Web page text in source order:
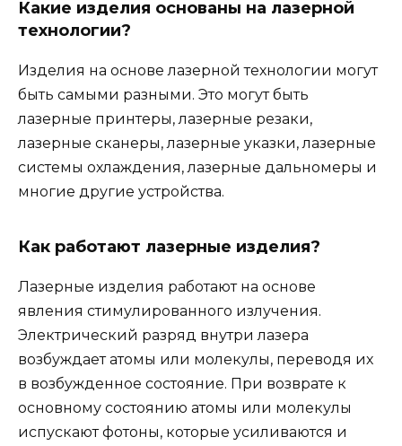
Какие изделия основаны на лазерной
технологии?
Изделия на основе лазерной технологии могут
быть самыми разными. Это могут быть
лазерные принтеры, лазерные резаки,
лазерные сканеры, лазерные указки, лазерные
системы охлаждения, лазерные дальномеры и
многие другие устройства.
Как работают лазерные изделия?
Лазерные изделия работают на основе
явления стимулированного излучения.
Электрический разряд внутри лазера
возбуждает атомы или молекулы, переводя их
в возбужденное состояние. При возврате к
основному состоянию атомы или молекулы
испускают фотоны, которые усиливаются и